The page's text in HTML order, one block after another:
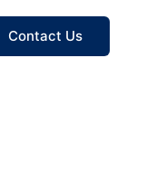
Contact Us